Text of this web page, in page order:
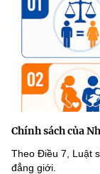
Chính sách của
Theo Điều 7, Luật
đẳng giới.